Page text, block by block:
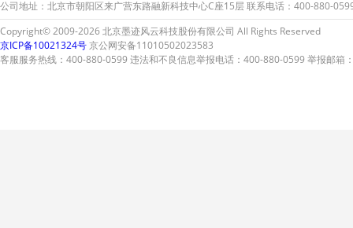
公司地址：北京市朝阳区来广营东路融新科技中心C座15层 联系电话：400-880-
Copyright© 2009-2026 北京墨迹风云科技股份有限公司 All Rights Reserved
京ICP备10021324号京公网安备11010502023583
客服服务热线：400-880-0599 违法和不良信息举报电话：400-880-0599 举报邮箱